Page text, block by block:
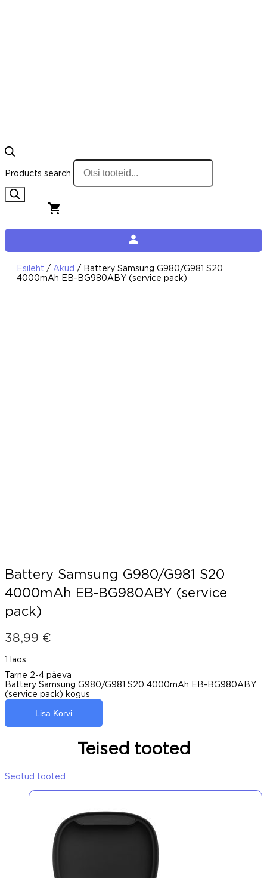
Products search
Esileht / Akud / Battery Samsung G980/G981 S20
4000mAh EB-BG980ABY (service pack)
Battery Samsung G980/G981 S20
4000mAh EB-BG980ABY (service
pack)
38,99 €
1 laos
Tarne 2-4 päeva
Battery Samsung G980/G981 S20 4000mAh EB-BG980ABY
(service pack) kogus
Lisa Korvi
Teised tooted
Seotud tooted